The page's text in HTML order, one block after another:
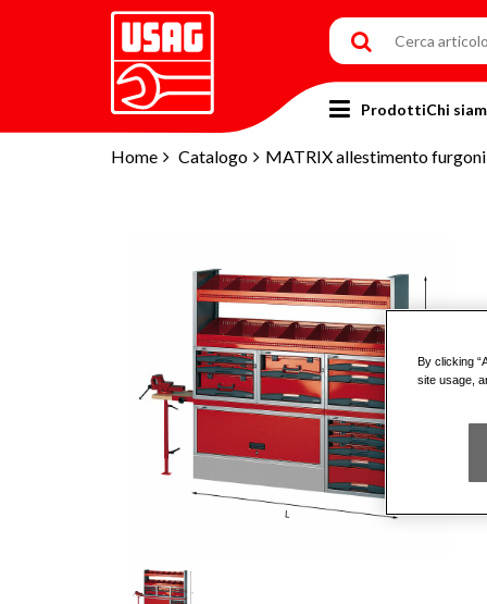
Home Catalogo MATRIX allestimento furgoni
ProdottiChi
By clicking
site usage,